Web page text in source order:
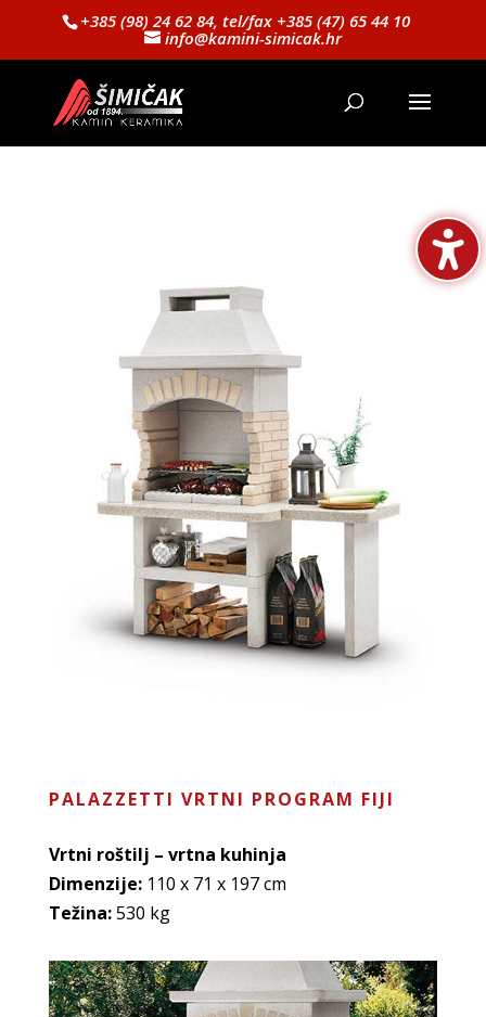
+385 (98) 24 62 84, tel/fax +385 (47) 65 44 10
info@kamini-simicak.hr
PALAZZETTI VRTNI PROGRAM FIJI
Vrtni roštilj – vrtna kuhinja
Dimenzije:110 x 71 x 197 cm
Težina:530 kg